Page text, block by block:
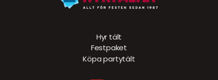
Hyr tält
Festpaket
Köpa partytält